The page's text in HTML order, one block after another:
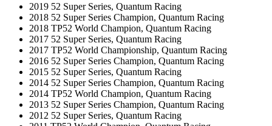
2019 52 Super Series, Quantum Racing
2018 52 Super Series Champion, Quantum Racing
2018 TP52 World Champion, Quantum Racing
2017 52 Super Series, Quantum Racing
2017 TP52 World Championship, Quantum Racing
2016 52 Super Series Champion, Quantum Racing
2015 52 Super Series, Quantum Racing
2014 52 Super Series Champion, Quantum Racing
2014 TP52 World Champion, Quantum Racing
2013 52 Super Series Champion, Quantum Racing
2012 52 Super Series, Quantum Racing